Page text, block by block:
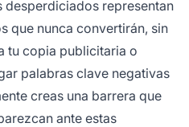
desperdiciados representan
que nunca convertirán, sin
tu copia publicitaria o
palabras clave negativas
creas una barrera que
ante estas